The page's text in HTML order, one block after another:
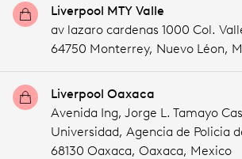
Liverpool MTY Valle
av lazaro cardenas 1000 Col.
64750 Monterrey, Nuevo Léon,
Liverpool Oaxaca
Avenida Ing, Jorge L. Tamayo
Universidad, Agencia de Policia
68130 Oaxaca, Oaxaca, Mexico